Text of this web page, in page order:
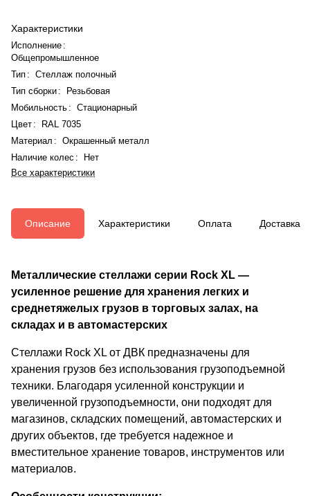
Характеристики
Исполнение :
Общепромышленное
Тип : Стеллаж полочный
Тип сборки:
Резьбовая
Мобильность : Стационарный
Цвет :
RAL 7035
Материал : Окрашенный металл
Наличие колес :
Нет
Все характеристики
Описание Характеристики Оплата Доставка
Металлические стеллажи серии Rock XL —
усиленное решение для хранения легких и
среднетяжелых грузов в торговых залах, на
складах и в автомастерских
Стеллажи Rock XL от ДВК предназначены для
хранения грузов без использования грузоподъемной
техники. Благодаря усиленной конструкции и
увеличенной грузоподъемности, они подходят для
магазинов, складских помещений, автомастерских и
других объектов, где требуется надежное и
вместительное хранение товаров, инструментов или
материалов.